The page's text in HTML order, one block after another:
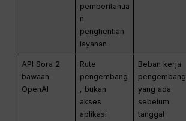
pemberitahua
n
penghentian
layanan
API Sora 2
bawaan
OpenAI
Rute
pengembang
, bukan
akses
aplikasi
Beban kerja
pengembang
yang ada
sebelum
tanggal